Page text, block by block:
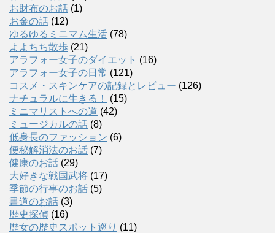
お財布のお話 (1)
お金の話 (12)
ゆるゆるミニマム生活 (78)
よよちち散歩 (21)
アラフォー女子のダイエット (16)
アラフォー女子の日常 (121)
コスメ・スキンケアの記録とレビュー (126)
ナチュラルに生きる！
(15)
ミニマリストへの道 (42)
ミュージカルの話 (8)
低身長のファッション (6)
便秘解消法のお話 (7)
健康のお話 (29)
大好きな戦国武将 (17)
季節の行事のお話 (5)
書道のお話 (3)
歴史探偵 (16)
歴女の歴史スポット巡り (11)